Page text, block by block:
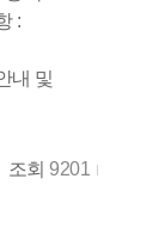
:
내 및
조회 9201